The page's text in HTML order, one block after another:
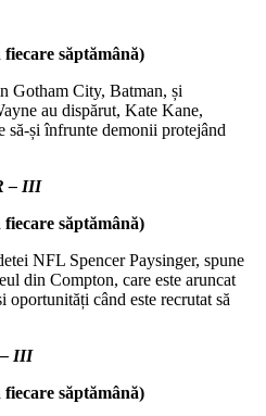
săptămână)
Gotham City, Batman, și
au dispărut, Kate Kane,
să-și înfrunte demonii protejând
– III
săptămână)
NFL Spencer Paysinger, spune
din Compton, care este aruncat
când este recrutat să
– III
săptămână)